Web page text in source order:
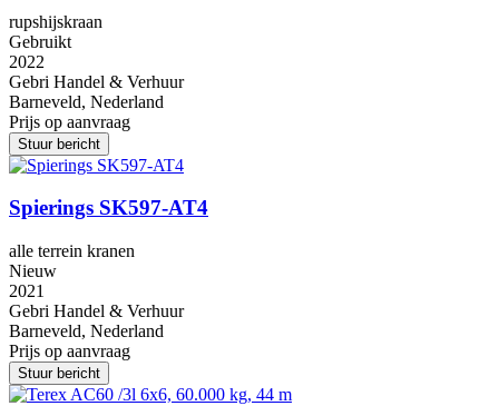
rupshijskraan
Gebruikt
2022
Gebri Handel & Verhuur
Barneveld, Nederland
Prijs op aanvraag
Stuur bericht
Spierings SK597-AT4
alle terrein kranen
Nieuw
2021
Gebri Handel & Verhuur
Barneveld, Nederland
Prijs op aanvraag
Stuur bericht